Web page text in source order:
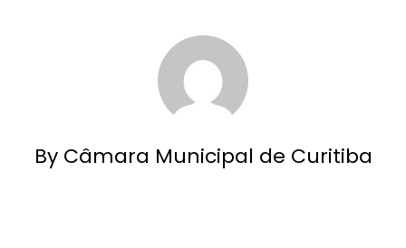
By Câmara Municipal de Curitiba